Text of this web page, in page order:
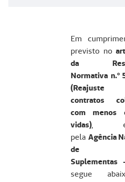
Em
previsto no
da
Normativa n.º
(Reajuste
contratos
com menos
vidas),
pela Agência
de
Suplementas
segue